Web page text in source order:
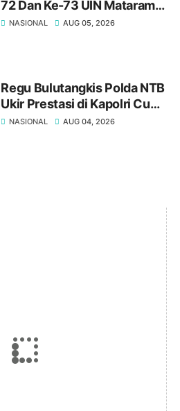
72 Dan Ke-73 UIN Mataram:
Meneguhkan Kampus
NASIONAL AUG 05, 2026
‎Regu Bulutangkis Polda NTB
Ukir Prestasi di Kapolri Cup
2026 ‎
NASIONAL AUG 04, 2026